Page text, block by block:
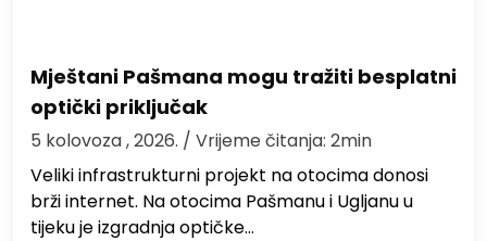
Mještani Pašmana mogu tražiti besplatni
optički priključak
5 kolovoza , 2026. / Vrijeme čitanja: 2min
Veliki infrastrukturni projekt na otocima donosi
brži internet. Na otocima Pašmanu i Ugljanu u
tijeku je izgradnja optičke…